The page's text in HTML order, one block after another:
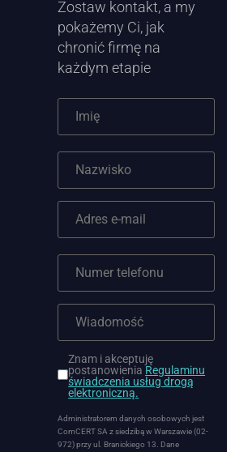
Zostaw kontakt, a my
pokażemy Ci, jak
chronić firmę na
każdym etapie
Znam i akceptuję
postanowienia Regulaminu
świadczenia usług drogą
elektroniczną.
Administratorem danych osobowych jest
ComCERT SA z siedzibą w Warszawie (02-
972) przy ul. Branickiego 13. Dane